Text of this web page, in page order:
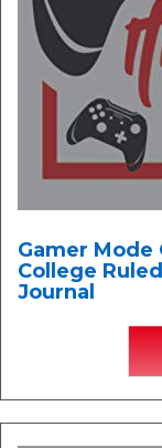
Gamer Mode
College
Journal